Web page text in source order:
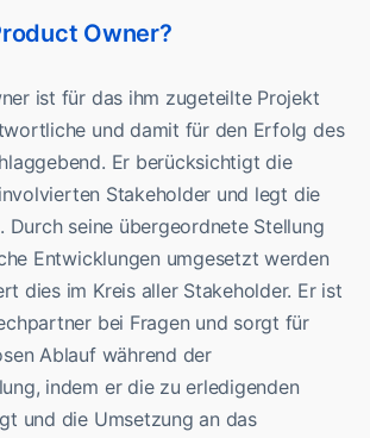
Owner?
ist für das ihm zugeteilte Projekt
und damit für den Erfolg des
Er berücksichtigt die
Stakeholder und legt die
Durch seine übergeordnete Stellung
Entwicklungen umgesetzt werden
dies im Kreis aller Stakeholder. Er ist
bei Fragen und sorgt für
Ablauf während der
indem er die zu erledigenden
und die Umsetzung an das